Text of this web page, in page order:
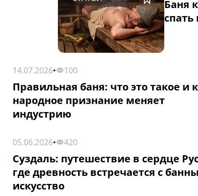
Баня
спать
14.07.2026• 100
Правильная баня: что это такое и
народное признание меняет
индустрию
05.06.2026• 420
Суздаль: путешествие в сердце
где древность встречается с
искусство